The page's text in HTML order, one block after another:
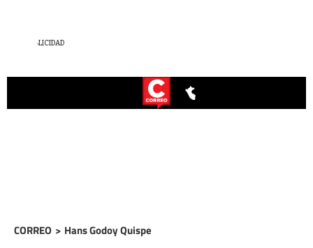
CORREO > Hans Godoy Quispe